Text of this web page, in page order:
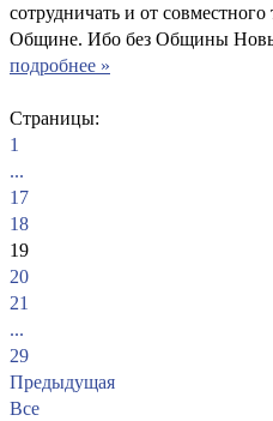
сотрудничать и от
Общине. Ибо без Общины
подробнее »
Страницы:
1
...
17
18
19
20
21
...
29
Предыдущая
Все